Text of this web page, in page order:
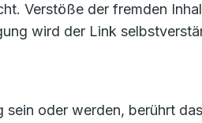
Verstöße der fremden
wird der Link
oder werden, berührt